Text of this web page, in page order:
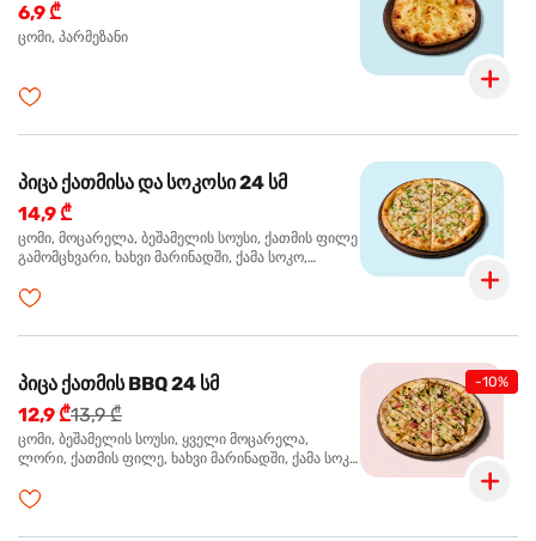
6,9 ₾
ცომი, პარმეზანი
პიცა ქათმისა და სოკოსი 24 სმ
14,9 ₾
ცომი, მოცარელა, ბეშამელის სოუსი, ქათმის ფილე
გამომცხვარი, ხახვი მარინადში, ქამა სოკო,
-10%
პიცა ქათმის BBQ 24 სმ
12,9 ₾13,9 ₾
ცომი, ბეშამელის სოუსი, ყველი მოცარელა,
ლორი, ქათმის ფილე, ხახვი მარინადში, ქამა სოკო